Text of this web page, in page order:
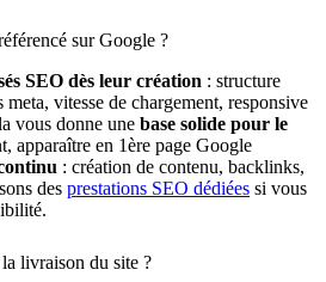
sur Google ?
SEO dès leur création : structure
vitesse de chargement, responsive
vous donne une base solide pour le
apparaître en 1ère page Google
: création de contenu, backlinks,
des prestations SEO dédiées si vous
livraison du site ?